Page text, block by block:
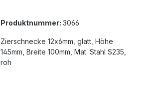
Produktnummer:3066
Zierschnecke 12x6mm, glatt, Höhe
145mm, Breite 100mm, Mat. Stahl S235,
roh